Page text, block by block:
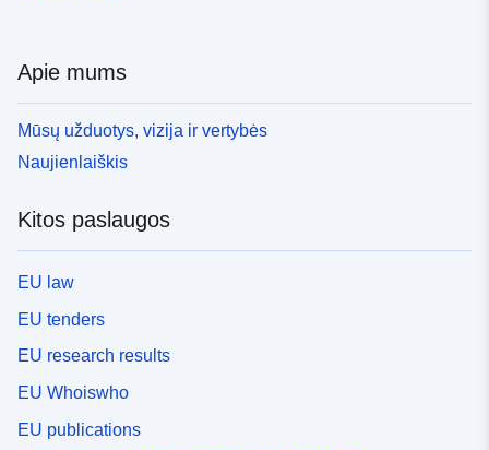
Apie mums
Mūsų užduotys, vizija ir vertybės
Naujienlaiškis
Kitos paslaugos
EU law
EU tenders
EU research results
EU Whoiswho
EU publications